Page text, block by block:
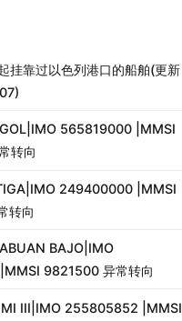
挂靠过以色列港口的船舶(更新
565819000 |MMSI
转向
249400000 |MMSI
转向
BAJO|IMO
9821500 异常转向
III|IMO 255805852 |MMSI